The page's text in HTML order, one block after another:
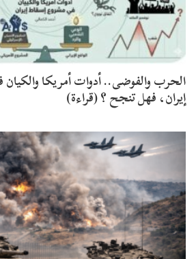
الحرب والفوضى.. أدوات أمريكا
إيران، فهل تنجح ؟ (قراءة)